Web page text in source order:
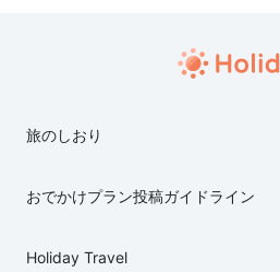
旅のしおり
おでかけプラン投稿ガイドライン
Holiday Travel